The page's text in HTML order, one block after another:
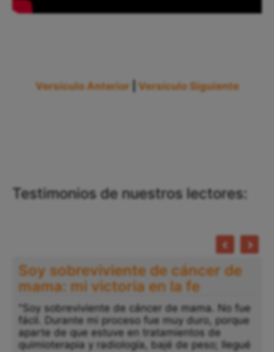
Versículo Anterior Versículo Siguiente
Testimonios de nuestros lectores:
Soy sobreviviente de cáncer de
mama: mi victoria en la fe
"Soy sobreviviente de cáncer de mama. No fue
fácil. Durante mi proceso fue muy duro, porque
aparte de que estuve en tratamientos de
quimioterapia y radiología, bajé de peso; llegué